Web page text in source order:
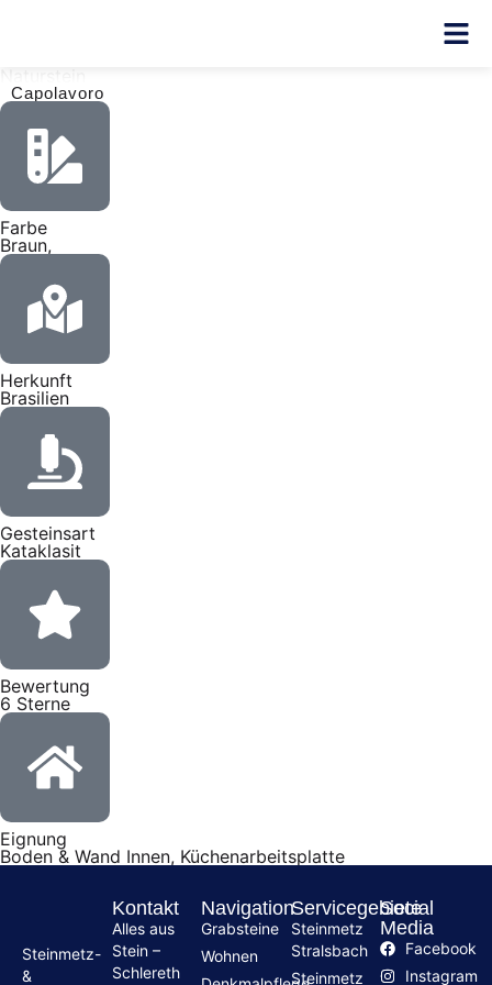
Naturstein
Capolavoro
Farbe
Braun,
Herkunft
Brasilien
Gesteinsart
Kataklasit
Bewertung
6 Sterne
Eignung
Boden & Wand Innen, Küchenarbeitsplatte
Steinmetz-
&
Kontakt
Alles aus
Stein –
Schlereth
Navigation
Grabsteine
Wohnen
Servicegebiete
Steinmetz
Stralsbach
Steinmetz
Social
Media
Facebook
Instagram